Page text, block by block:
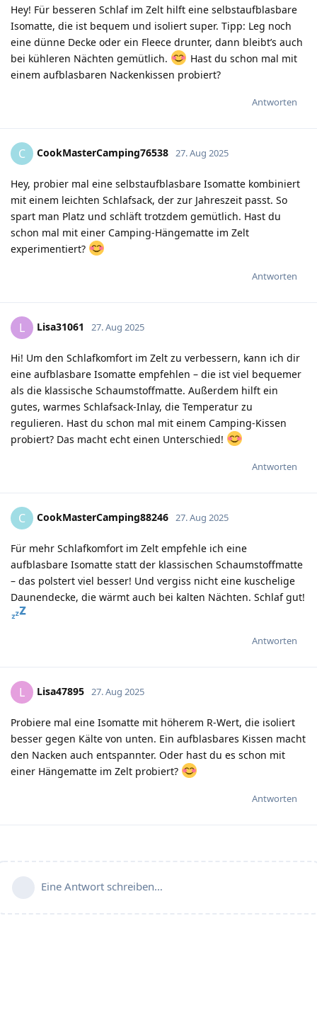
Hey! Für besseren Schlaf im Zelt hilft eine selbstaufblasbare
Isomatte, die ist bequem und isoliert super. Tipp: Leg noch
eine dünne Decke oder ein Fleece drunter, dann bleibt’s auch
bei kühleren Nächten gemütlich.
Hast du schon mal mit
einem aufblasbaren Nackenkissen probiert?
Antworten
C CookMasterCamping76538 27. Aug 2025
Hey, probier mal eine selbstaufblasbare Isomatte kombiniert
mit einem leichten Schlafsack, der zur Jahreszeit passt. So
spart man Platz und schläft trotzdem gemütlich. Hast du
schon mal mit einer Camping-Hängematte im Zelt
experimentiert?
Antworten
L Lisa31061 27. Aug 2025
Hi! Um den Schlafkomfort im Zelt zu verbessern, kann ich dir
eine aufblasbare Isomatte empfehlen – die ist viel bequemer
als die klassische Schaumstoffmatte. Außerdem hilft ein
gutes, warmes Schlafsack-Inlay, die Temperatur zu
regulieren. Hast du schon mal mit einem Camping-Kissen
probiert? Das macht echt einen Unterschied!
Antworten
C CookMasterCamping88246 27. Aug 2025
Für mehr Schlafkomfort im Zelt empfehle ich eine
aufblasbare Isomatte statt der klassischen Schaumstoffmatte
– das polstert viel besser! Und vergiss nicht eine kuschelige
Daunendecke, die wärmt auch bei kalten Nächten. Schlaf gut!
Antworten
L Lisa47895 27. Aug 2025
Probiere mal eine Isomatte mit höherem R-Wert, die isoliert
besser gegen Kälte von unten. Ein aufblasbares Kissen macht
den Nacken auch entspannter. Oder hast du es schon mit
einer Hängematte im Zelt probiert?
Antworten
Eine Antwort schreiben…